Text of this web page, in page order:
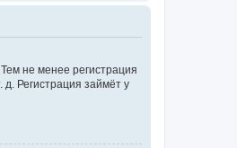
не менее регистрация
Регистрация займёт у